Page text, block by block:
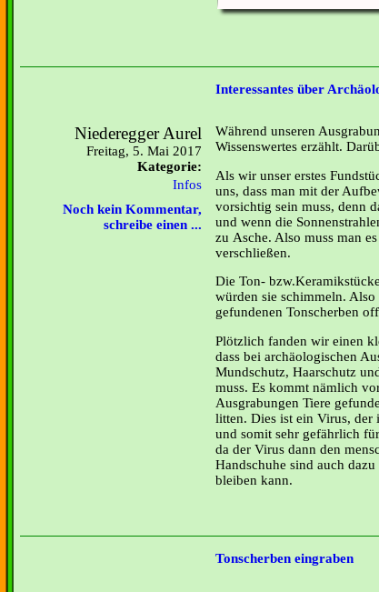
Interessantes über
Niederegger Aurel
Freitag, 5. Mai 2017
Kategorie:
Infos
Noch kein Kommentar,
schreibe einen ...
Während unseren
Wissenswertes erzählt.
Als wir unser erstes
uns, dass man mit der
vorsichtig sein muss, denn
und wenn die
zu Asche. Also muss man
verschließen.
Die Ton-
würden sie schimmeln.
gefundenen Tonscherben
Plötzlich fanden wir einen
dass bei archäologischen
Mundschutz, Haarschutz
muss. Es kommt nämlich
Ausgrabungen Tiere
litten. Dies ist ein Virus, der
und somit sehr gefährlich
da der Virus dann den
Handschuhe sind auch
bleiben kann.
Tonscherben eingraben